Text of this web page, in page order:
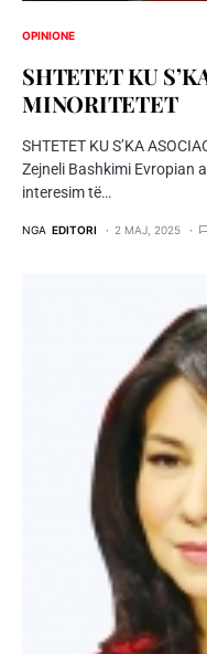
OPINIONE
SHTETET KU
MINORITETET
SHTETET KU S’KA
Zejneli Bashkimi Evropian
interesim të…
NGA EDITORI 2 MAJ, 2025